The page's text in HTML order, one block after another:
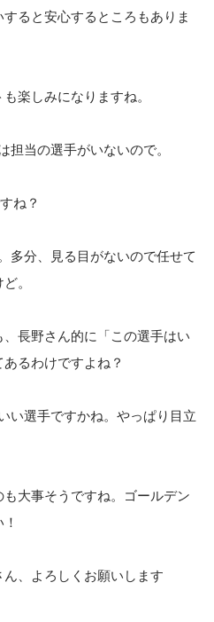
ると安心するところもありま
楽しみになりますね。
当の選手がいないので。
ね？
多分、見る目がないので任せて
。
長野さん的に「この選手はい
るわけですよね？
い選手ですかね。やっぱり目立
大事そうですね。ゴールデン
、よろしくお願いします